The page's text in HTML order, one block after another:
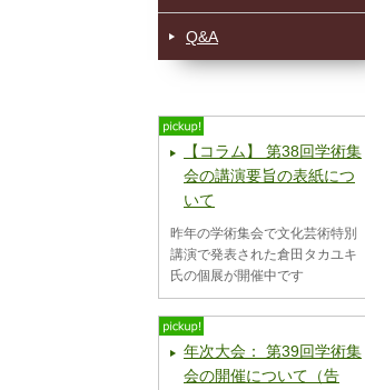
Q&A
【コラム】 第38回学術集
会の講演要旨の表紙につ
いて
昨年の学術集会で文化芸術特別
講演で発表された倉田タカユキ
氏の個展が開催中です
年次大会： 第39回学術集
会の開催について（告